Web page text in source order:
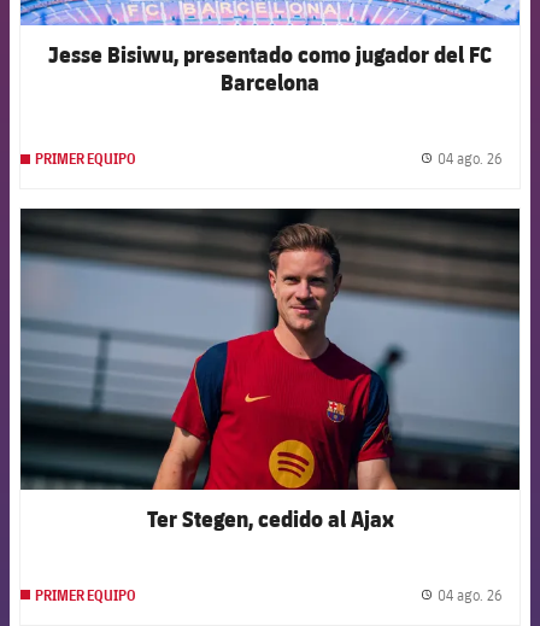
Jesse Bisiwu, presentado como jugador del FC
Barcelona
PRIMER EQUIPO 04 ago. 26
FCB Barcelona badge
Ter Stegen, cedido al Ajax
PRIMER EQUIPO 04 ago. 26